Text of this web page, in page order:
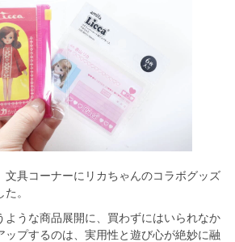
文具コーナーにリカちゃんのコラボグッズ
。
ような商品展開に、買わずにはいられなか
ップするのは、実用性と遊び心が絶妙に融